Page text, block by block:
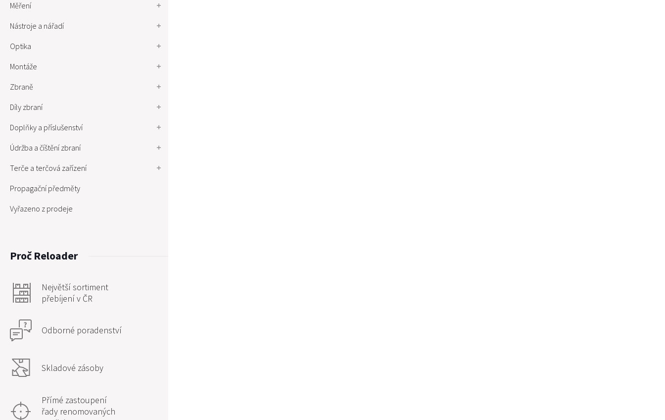
Měření
Nástroje a nářadí
Optika
Montáže
Zbraně
Díly zbraní
Doplňky a příslušenství
Údržba a číštění zbraní
Terče a terčová zařízení
Propagační předměty
Vyřazeno z prodeje
Proč Reloader
Největší sortiment
přebíjení v ČR
Odborné poradenství
Skladové zásoby
Přímé zastoupení
řady renomovaných